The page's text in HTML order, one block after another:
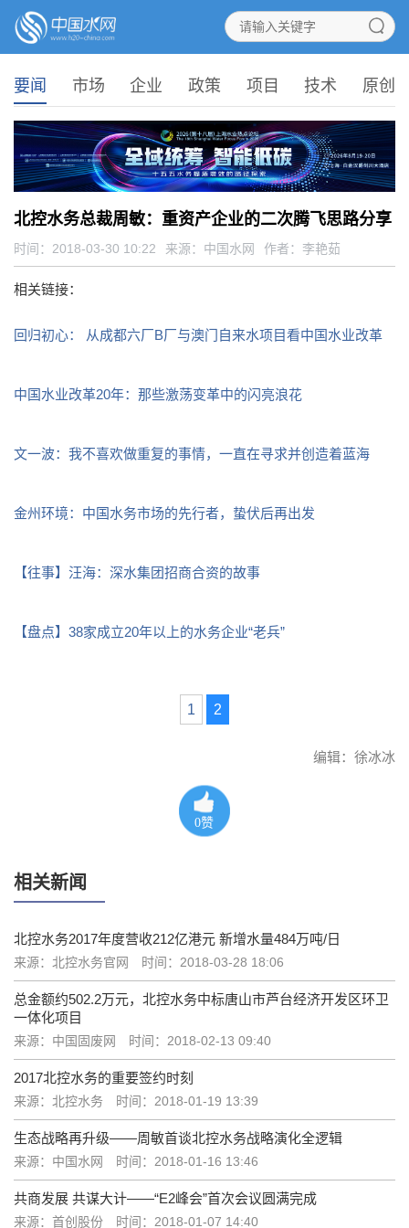
要闻 市场 企业 政策 项目 技术 原创
北控水务总裁周敏：重资产企业的二次腾飞思路分享
时间：2018-03-30 10:22 来源： 中国水网 作者：李艳茹
相关链接：
回归初心： 从成都六厂B厂与澳门自来水项目看中国水业改革
中国水业改革20年：那些激荡变革中的闪亮浪花
文一波：我不喜欢做重复的事情，一直在寻求并创造着蓝海
金州环境：中国水务市场的先行者，蛰伏后再出发
【往事】汪海：深水集团招商合资的故事
【盘点】38家成立20年以上的水务企业“老兵”
1 2
编辑：徐冰冰
0赞
相关新闻
北控水务2017年度营收212亿港元 新增水量484万吨/日
来源：北控水务官网 时间：2018-03-28 18:06
总金额约502.2万元，北控水务中标唐山市芦台经济开发区环卫
一体化项目
来源：中国固废网 时间：2018-02-13 09:40
2017北控水务的重要签约时刻
来源：北控水务 时间：2018-01-19 13:39
生态战略再升级——周敏首谈北控水务战略演化全逻辑
来源：中国水网 时间：2018-01-16 13:46
共商发展 共谋大计——“E2峰会”首次会议圆满完成
来源：首创股份 时间：2018-01-07 14:40